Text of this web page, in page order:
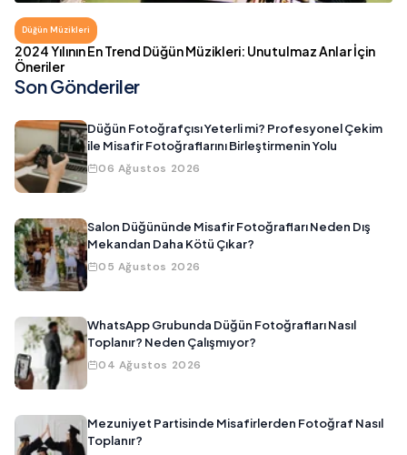
Düğün Müzikleri
2024 Yılının En Trend Düğün Müzikleri: Unutulmaz Anlar İçin
Öneriler
Son Gönderiler
Düğün Fotoğrafçısı Yeterli mi? Profesyonel Çekim
ile Misafir Fotoğraflarını Birleştirmenin Yolu
06 Ağustos 2026
Salon Düğününde Misafir Fotoğrafları Neden Dış
Mekandan Daha Kötü Çıkar?
05 Ağustos 2026
WhatsApp Grubunda Düğün Fotoğrafları Nasıl
Toplanır? Neden Çalışmıyor?
04 Ağustos 2026
Mezuniyet Partisinde Misafirlerden Fotoğraf Nasıl
Toplanır?